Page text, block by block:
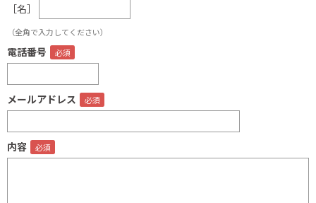
［名］
（全角で入力してください）
電話番号
メールアドレス
内容